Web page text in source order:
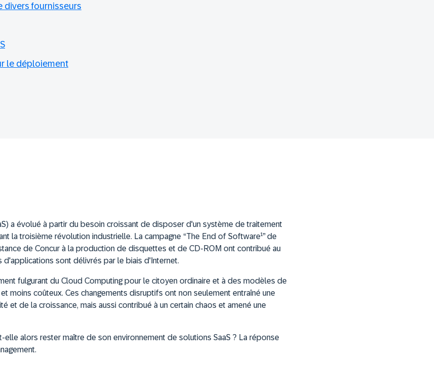
divers fournisseurs
le déploiement
a évolué à partir du besoin croissant de disposer d'un système de traitement
la troisième révolution industrielle. La campagne “The End of Software¹” de
de Concur à la production de disquettes et de CD-ROM ont contribué au
d'applications sont délivrés par le biais d'Internet.
fulgurant du Cloud Computing pour le citoyen ordinaire et à des modèles de
moins coûteux. Ces changements disruptifs ont non seulement entraîné une
et de la croissance, mais aussi contribué à un certain chaos et amené une
elle alors rester maître de son environnement de solutions SaaS ? La réponse